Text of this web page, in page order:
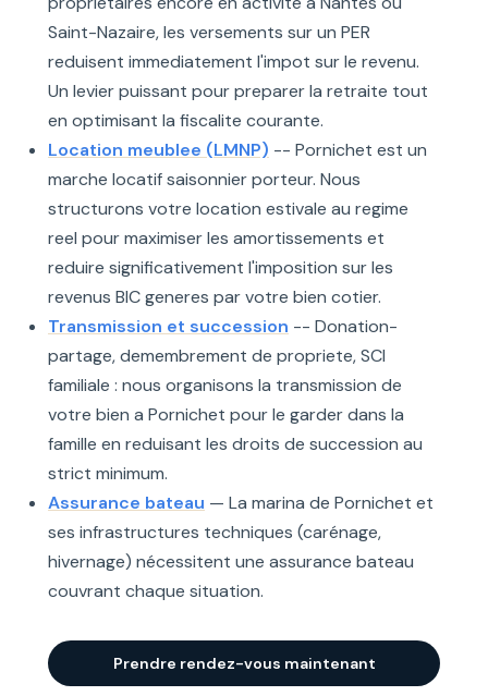
Saint-Nazaire, les versements sur un PER
reduisent immediatement l'impot sur le revenu.
Un levier puissant pour preparer la retraite tout
en optimisant la fiscalite courante.
Location meublee (LMNP) -- Pornichet est un
marche locatif saisonnier porteur. Nous
structurons votre location estivale au regime
reel pour maximiser les amortissements et
reduire significativement l'imposition sur les
revenus BIC generes par votre bien cotier.
Transmission et succession -- Donation-
partage, demembrement de propriete, SCI
familiale : nous organisons la transmission de
votre bien a Pornichet pour le garder dans la
famille en reduisant les droits de succession au
strict minimum.
Assurance bateau — La marina de Pornichet et
ses infrastructures techniques (carénage,
hivernage) nécessitent une assurance bateau
couvrant chaque situation.
Prendre rendez-vous maintenant